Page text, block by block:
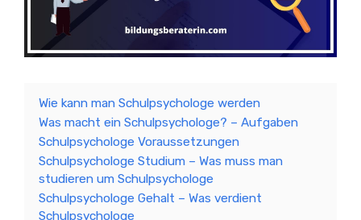
Wie kann man Schulpsychologe werden
Was macht ein Schulpsychologe? – Aufgaben
Schulpsychologe Voraussetzungen
Schulpsychologe Studium – Was muss man
studieren um Schulpsychologe
Schulpsychologe Gehalt – Was verdient
Schulpsychologe